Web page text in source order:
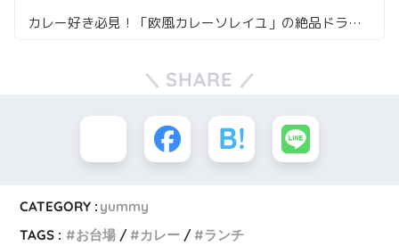
カレー好き必見！「欧風カレーソレイユ」の絶品ドライカレーに感動
SHARE
CATEGORY : yummy
TAGS :
お台場 カレー ランチ